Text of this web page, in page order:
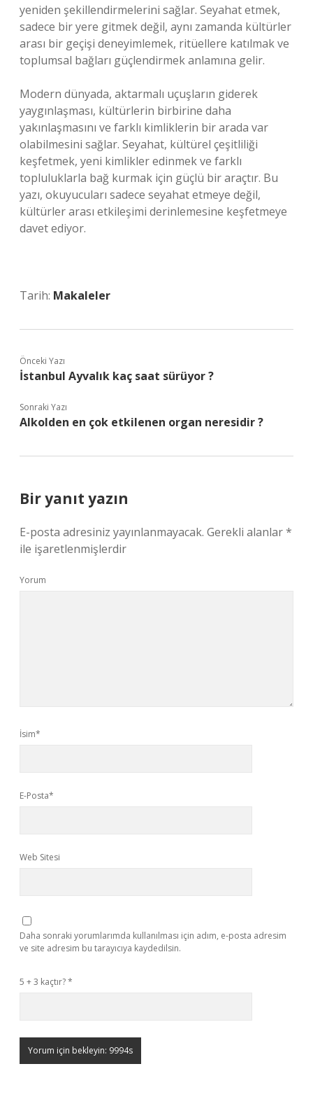
yeniden şekillendirmelerini sağlar. Seyahat etmek,
sadece bir yere gitmek değil, aynı zamanda kültürler
arası bir geçişi deneyimlemek, ritüellere katılmak ve
toplumsal bağları güçlendirmek anlamına gelir.
Modern dünyada, aktarmalı uçuşların giderek
yaygınlaşması, kültürlerin birbirine daha
yakınlaşmasını ve farklı kimliklerin bir arada var
olabilmesini sağlar. Seyahat, kültürel çeşitliliği
keşfetmek, yeni kimlikler edinmek ve farklı
topluluklarla bağ kurmak için güçlü bir araçtır. Bu
yazı, okuyucuları sadece seyahat etmeye değil,
kültürler arası etkileşimi derinlemesine keşfetmeye
davet ediyor.
Tarih: Makaleler
Önceki Yazı
İstanbul Ayvalık kaç saat sürüyor ?
Sonraki Yazı
Alkolden en çok etkilenen organ neresidir ?
Bir yanıt yazın
E-posta adresiniz yayınlanmayacak. Gerekli alanlar*
ile işaretlenmişlerdir
Yorum
İsim*
E-Posta*
Web Sitesi
Daha sonraki yorumlarımda kullanılması için adım, e-posta adresim
ve site adresim bu tarayıcıya kaydedilsin.
5 + 3 kaçtır?*